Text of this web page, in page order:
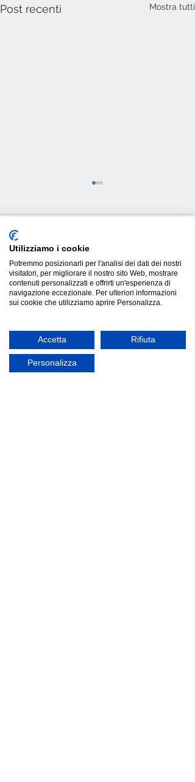
Post recenti Mostra tutti
In - Side di Magis:
poltrona outdoor
sostenibile e unica
Commenti
Scrivi un commento...
Utilizziamo i cookie
Potremmo posizionarli per l'analisi dei dati dei nostri
visitatori, per migliorare il nostro sito Web, mostrare
contenuti personalizzati e offrirti un'esperienza di
navigazione eccezionale. Per ulteriori informazioni
sui cookie che utilizziamo aprire Personalizza.
Accetta Rifiuta
Personalizza